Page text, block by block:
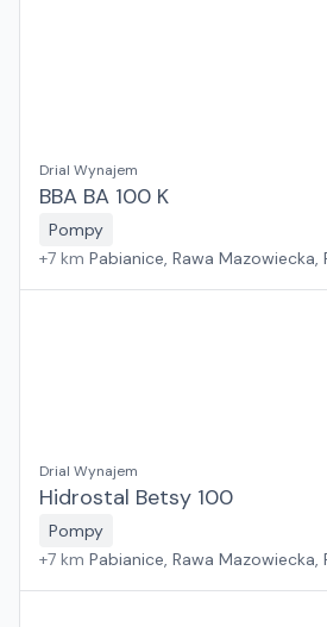
Drial Wynajem
BBA BA 100 K
Pompy
+7 km Pabianice, Rawa Mazowiecka,
Drial Wynajem
Hidrostal Betsy 100
Pompy
+7 km Pabianice, Rawa Mazowiecka,